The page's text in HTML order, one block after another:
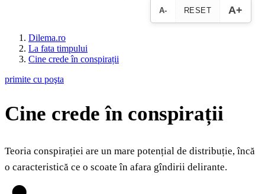
A- RESET A+
Dilema.ro
La fata timpului
Cine crede în conspirații
primite cu poşta
Cine crede în conspirații
Teoria conspirației are un mare potențial de distribuție, încă
o caracteristică ce o scoate în afara gîndirii delirante.